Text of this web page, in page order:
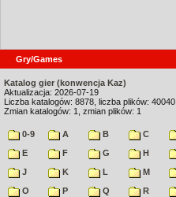
Gry/Games
Katalog gier (konwencja Kaz)
Aktualizacja: 2026-07-19
Liczba katalogów: 8878, liczba plików: 40040
Zmian katalogów: 1, zmian plików: 1
0-9 A B C
E
F G H
J
K L M
O
P Q R